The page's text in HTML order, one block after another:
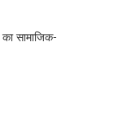
सामाजिक-